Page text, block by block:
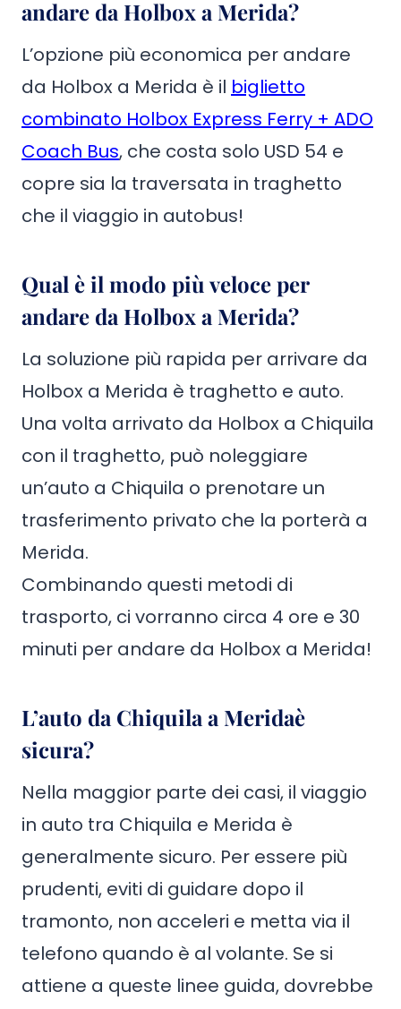
andare da Holbox a Merida?
L’opzione più economica per andare
da Holbox a Merida è il biglietto
combinato Holbox Express Ferry + ADO
Coach Bus, che costa solo USD 54 e
copre sia la traversata in traghetto
che il viaggio in autobus!
Qual è il modo più veloce per
andare da Holbox a Merida?
La soluzione più rapida per arrivare da
Holbox a Merida è traghetto e auto.
Una volta arrivato da Holbox a Chiquila
con il traghetto, può noleggiare
un’auto a Chiquila o prenotare un
trasferimento privato che la porterà a
Merida.
Combinando questi metodi di
trasporto, ci vorranno circa 4 ore e 30
minuti per andare da Holbox a Merida!
L’auto da Chiquila a Meridaè
sicura?
Nella maggior parte dei casi, il viaggio
in auto tra Chiquila e Merida è
generalmente sicuro. Per essere più
prudenti, eviti di guidare dopo il
tramonto, non acceleri e metta via il
telefono quando è al volante. Se si
attiene a queste linee guida, dovrebbe